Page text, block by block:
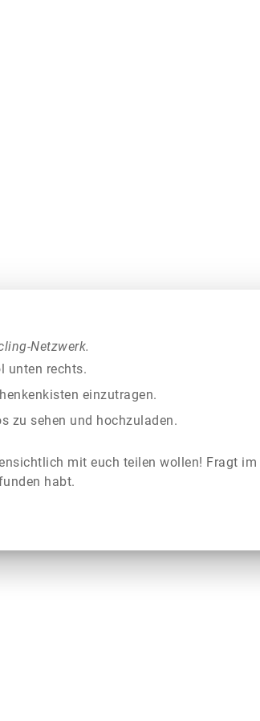
Netzwerk.
unten rechts.
einzutragen.
zu sehen und hochzuladen.
mit euch teilen wollen! Fragt
habt.